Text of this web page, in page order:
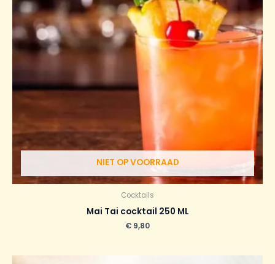
NIET OP VOORRAAD
Cocktails
Mai Tai cocktail 250 ML
€ 9,80